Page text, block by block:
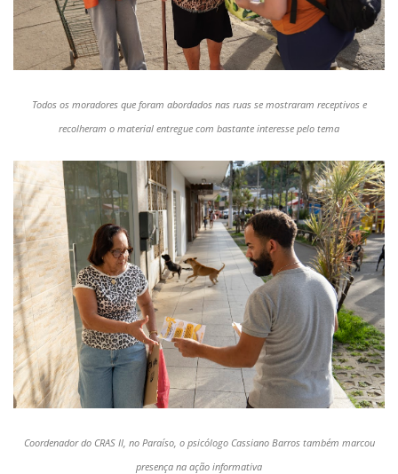
Todos os moradores que foram abordados nas ruas se mostraram receptivos e
recolheram o material entregue com bastante interesse pelo tema
Coordenador do CRAS II, no Paraíso, o psicólogo Cassiano Barros também marcou
presença na ação informativa